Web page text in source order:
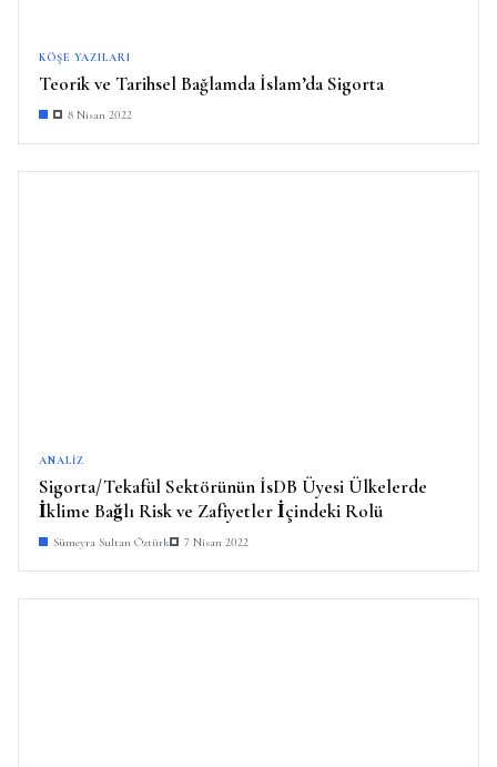
KÖŞE YAZILARI
Teorik ve Tarihsel Bağlamda İslam’da Sigorta
8 Nisan 2022
ANALIZ
Sigorta/Tekafül Sektörünün İsDB Üyesi Ülkelerde
İklime Bağlı Risk ve Zafiyetler İçindeki Rolü
Sümeyra Sultan Öztürk 7 Nisan 2022